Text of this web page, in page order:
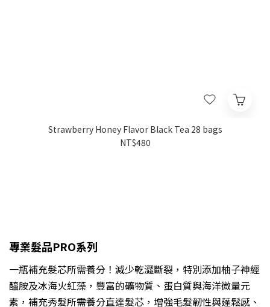
Strawberry Honey Flavor Black Tea 28 bags
NT$480
專業髮品PRO系列
一瓶補充髮芯所需養分！減少乾澀斷裂，特別添加柚子神經
醯胺及冰海火紅藻，豐富的礦物質、蛋白質與海洋微量元
素，補充秀髮所需養分直達髮芯，增強毛髮韌性與蓬鬆感、